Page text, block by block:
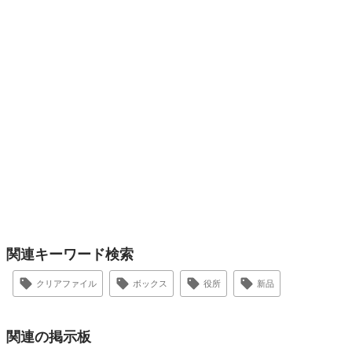
関連キーワード検索
クリアファイル ボックス 役所 新品
関連の掲示板